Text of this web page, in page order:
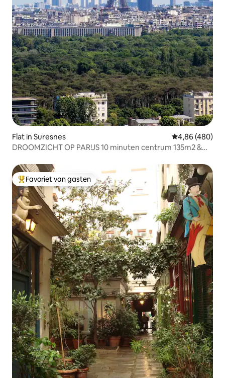
Flat in Suresnes Gemiddelde
4,86 (480)
DROOMZICHT OP PARIJS 10 minuten centrum 135m2 &
Topfavoriet van gasten
Favoriet van gasten